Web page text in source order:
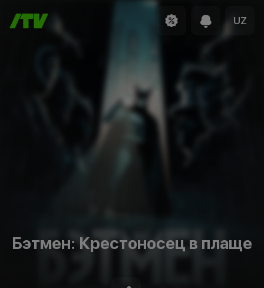
UZ
Бэтмен: Крестоносец в плаще